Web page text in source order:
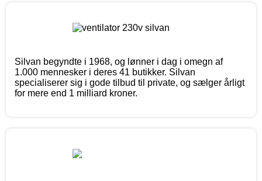
Silvan begyndte i 1968, og lønner i dag i omegn af
1.000 mennesker i deres 41 butikker. Silvan
specialiserer sig i gode tilbud til private, og sælger årligt
for mere end 1 milliard kroner.